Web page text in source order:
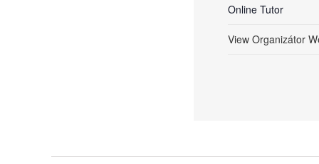
Online Tutor
View Organizátor